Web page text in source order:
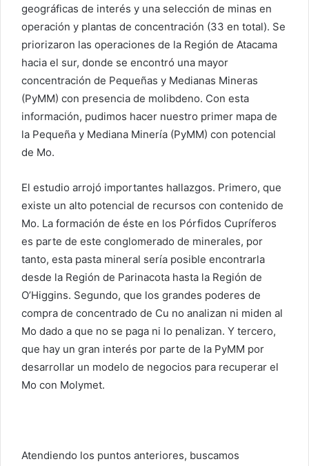
geográficas de interés y una selección de minas en
operación y plantas de concentración (33 en total). Se
priorizaron las operaciones de la Región de Atacama
hacia el sur, donde se encontró una mayor
concentración de Pequeñas y Medianas Mineras
(PyMM) con presencia de molibdeno. Con esta
información, pudimos hacer nuestro primer mapa de
la Pequeña y Mediana Minería (PyMM) con potencial
de Mo.
El estudio arrojó importantes hallazgos. Primero, que
existe un alto potencial de recursos con contenido de
Mo. La formación de éste en los Pórfidos Cupríferos
es parte de este conglomerado de minerales, por
tanto, esta pasta mineral sería posible encontrarla
desde la Región de Parinacota hasta la Región de
O’Higgins. Segundo, que los grandes poderes de
compra de concentrado de Cu no analizan ni miden al
Mo dado a que no se paga ni lo penalizan. Y tercero,
que hay un gran interés por parte de la PyMM por
desarrollar un modelo de negocios para recuperar el
Mo con Molymet.
Atendiendo los puntos anteriores, buscamos